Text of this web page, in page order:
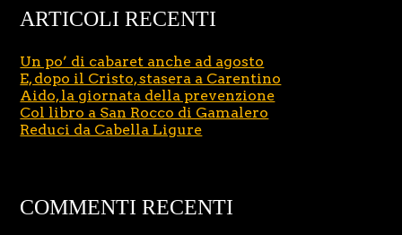
ARTICOLI RECENTI
Un po’ di cabaret anche ad agosto
E, dopo il Cristo, stasera a Carentino
Aido, la giornata della prevenzione
Col libro a San Rocco di Gamalero
Reduci da Cabella Ligure
COMMENTI RECENTI